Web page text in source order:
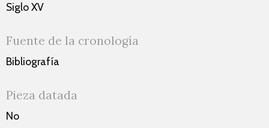
Siglo XV
Fuente de la cronología
Bibliografía
Pieza datada
No